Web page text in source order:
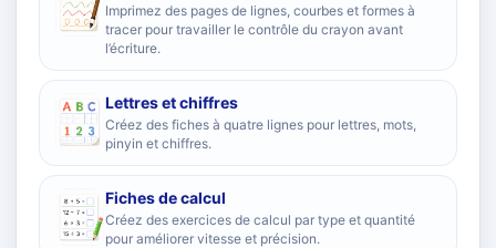
Imprimez des pages de lignes, courbes et formes à
tracer pour travailler le contrôle du crayon avant
l’écriture.
Lettres et chiffres
Créez des fiches à quatre lignes pour lettres, mots,
pinyin et chiffres.
Fiches de calcul
Créez des exercices de calcul par type et quantité
pour améliorer vitesse et précision.